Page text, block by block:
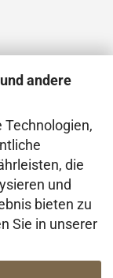
andere
Technologien,
die
und
bieten zu
Sie in unserer
Atelier in
mit
–
oder
der